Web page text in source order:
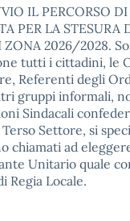
IL PERCORSO
PER LA STESURA
ZONA 2026/2028.
tutti i cittadini, le
Referenti degli
gruppi informali,
Sindacali
Settore, si
chiamati ad
Unitario quale
Regia Locale.